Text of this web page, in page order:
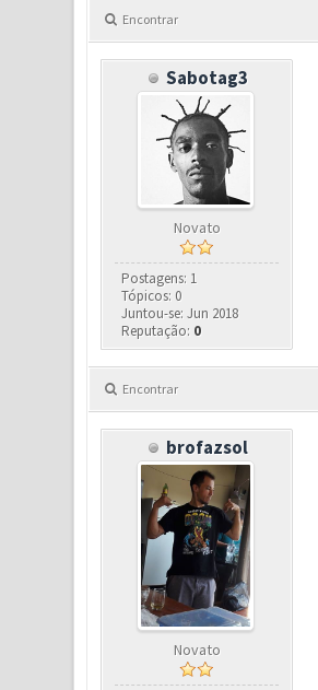
Encontrar
Sabotag3
Novato
Postagens: 1
Tópicos: 0
Juntou-se: Jun 2018
Reputação: 0
Encontrar
brofazsol
Novato